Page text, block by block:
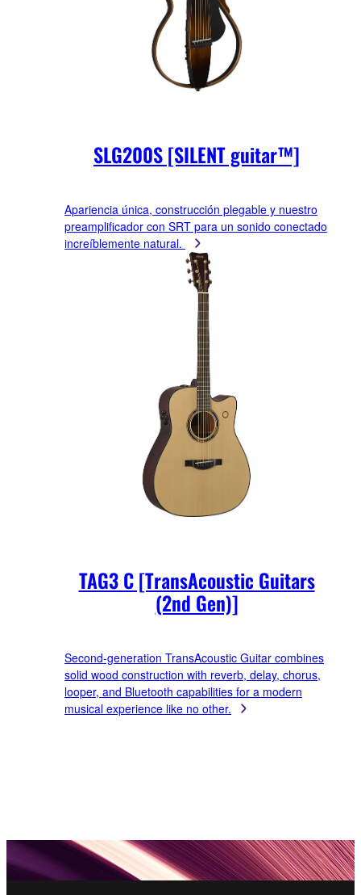
SLG200S [SILENT guitar™]
Apariencia única, construcción plegable y nuestro
preamplificador con SRT para un sonido conectado
increíblemente natural.
TAG3 C [TransAcoustic Guitars
(2nd Gen)]
Second-generation TransAcoustic Guitar combines
solid wood construction with reverb, delay, chorus,
looper, and Bluetooth capabilities for a modern
musical experience like no other.